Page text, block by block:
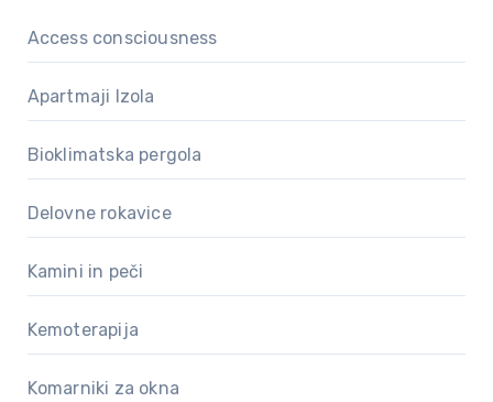
Access consciousness
Apartmaji Izola
Bioklimatska pergola
Delovne rokavice
Kamini in peči
Kemoterapija
Komarniki za okna